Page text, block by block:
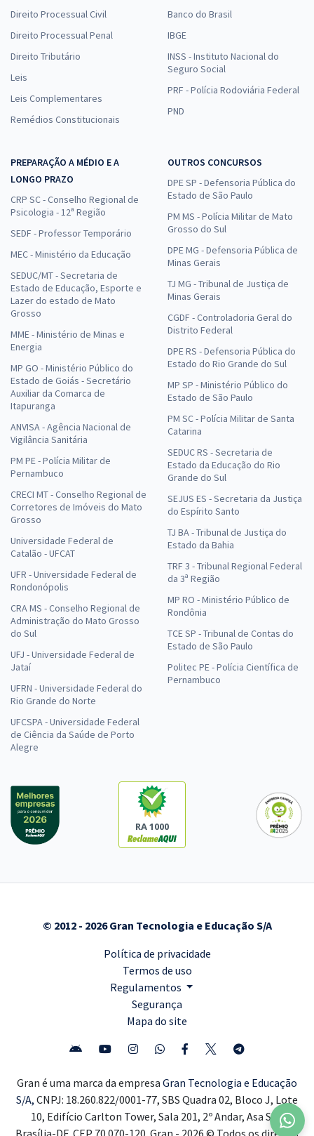
Direito Processual Civil
Direito Processual Penal
Direito Tributário
Leis
Leis Complementares
Remédios Constitucionais
Banco do Brasil
IBGE
INSS - Instituto Nacional do
Seguro Social
PRF - Polícia Rodoviária Federal
PND
PREPARAÇÃO A MÉDIO E A
LONGO PRAZO
CRP SC - Conselho Regional de
Psicologia - 12ª Região
SEDF - Professor Temporário
MEC - Ministério da Educação
SEDUC/MT - Secretaria de
Estado de Educação, Esporte e
Lazer do estado de Mato
Grosso
MME - Ministério de Minas e
Energia
MP GO - Ministério Público do
Estado de Goiás - Secretário
Auxiliar da Comarca de
Itapuranga
ANVISA - Agência Nacional de
Vigilância Sanitária
PM PE - Polícia Militar de
Pernambuco
CRECI MT - Conselho Regional de
Corretores de Imóveis do Mato
Grosso
Universidade Federal de
Catalão - UFCAT
UFR - Universidade Federal de
Rondonópolis
CRA MS - Conselho Regional de
Administração do Mato Grosso
do Sul
UFJ - Universidade Federal de
Jataí
UFRN - Universidade Federal do
Rio Grande do Norte
UFCSPA - Universidade Federal
de Ciência da Saúde de Porto
Alegre
OUTROS CONCURSOS
DPE SP - Defensoria Pública do
Estado de São Paulo
PM MS - Polícia Militar de Mato
Grosso do Sul
DPE MG - Defensoria Pública de
Minas Gerais
TJ MG - Tribunal de Justiça de
Minas Gerais
CGDF - Controladoria Geral do
Distrito Federal
DPE RS - Defensoria Pública do
Estado do Rio Grande do Sul
MP SP - Ministério Público do
Estado de São Paulo
PM SC - Polícia Militar de Santa
Catarina
SEDUC RS - Secretaria de
Estado da Educação do Rio
Grande do Sul
SEJUS ES - Secretaria da Justiça
do Espírito Santo
TJ BA - Tribunal de Justiça do
Estado da Bahia
TRF 3 - Tribunal Regional Federal
da 3ª Região
MP RO - Ministério Público de
Rondônia
TCE SP - Tribunal de Contas do
Estado de São Paulo
Politec PE - Polícia Científica de
Pernambuco
RA 1000
© 2012 - 2026 Gran Tecnologia e Educação S/A
Política de privacidade
Termos de uso
Regulamentos
Segurança
Mapa do site
Gran é uma marca da empresa Gran Tecnologia e Educação
S/A, CNPJ: 18.260.822/0001-77, SBS Quadra 02, Bloco J, Lote
10, Edifício Carlton Tower, Sala 201, 2º Andar, Asa Sul,
Brasília-DF, CEP 70.070-120. Gran - 2026 © Todos os direitos